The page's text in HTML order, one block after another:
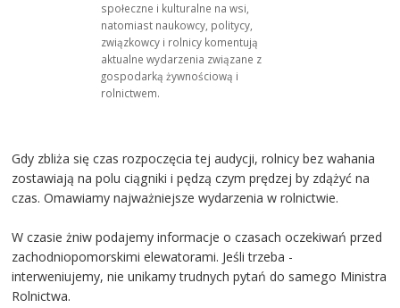
społeczne i kulturalne na wsi,
natomiast naukowcy, politycy,
związkowcy i rolnicy komentują
aktualne wydarzenia związane z
gospodarką żywnościową i
rolnictwem.
Gdy zbliża się czas rozpoczęcia tej audycji, rolnicy bez wahania
zostawiają na polu ciągniki i pędzą czym prędzej by zdążyć na
czas. Omawiamy najważniejsze wydarzenia w rolnictwie.
W czasie żniw podajemy informacje o czasach oczekiwań przed
zachodniopomorskimi elewatorami. Jeśli trzeba -
interweniujemy, nie unikamy trudnych pytań do samego Ministra
Rolnictwa.